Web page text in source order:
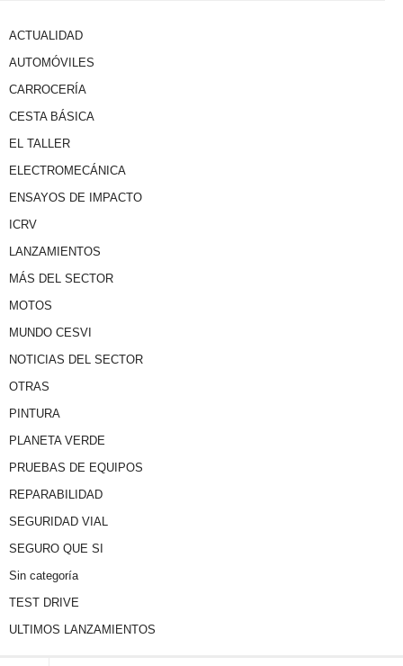
ACTUALIDAD
AUTOMÓVILES
CARROCERÍA
CESTA BÁSICA
EL TALLER
ELECTROMECÁNICA
ENSAYOS DE IMPACTO
ICRV
LANZAMIENTOS
MÁS DEL SECTOR
MOTOS
MUNDO CESVI
NOTICIAS DEL SECTOR
OTRAS
PINTURA
PLANETA VERDE
PRUEBAS DE EQUIPOS
REPARABILIDAD
SEGURIDAD VIAL
SEGURO QUE SI
Sin categoría
TEST DRIVE
ULTIMOS LANZAMIENTOS